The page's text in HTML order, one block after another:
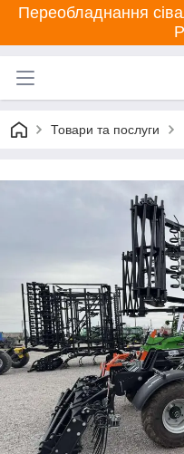
Переобладнання
Товари та послуги